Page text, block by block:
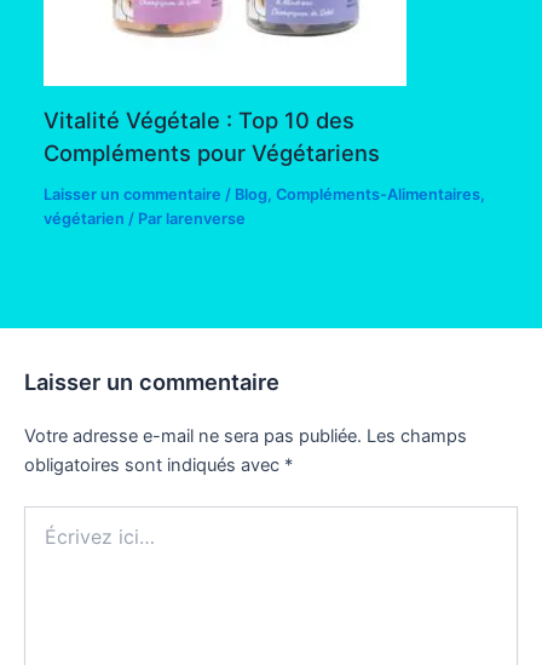
Vitalité Végétale : Top 10 des
Compléments pour Végétariens
Laisser un commentaire / Blog ,Compléments-Alimentaires
végétarien / Par larenverse
Laisser un commentaire
Votre adresse e-mail ne sera pas publiée. Les champs
obligatoires sont indiqués avec *
ici…